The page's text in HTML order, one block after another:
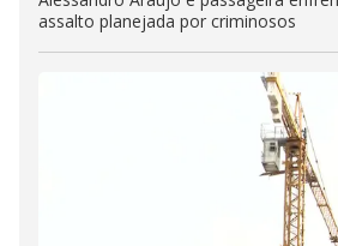
assalto planejada por criminosos